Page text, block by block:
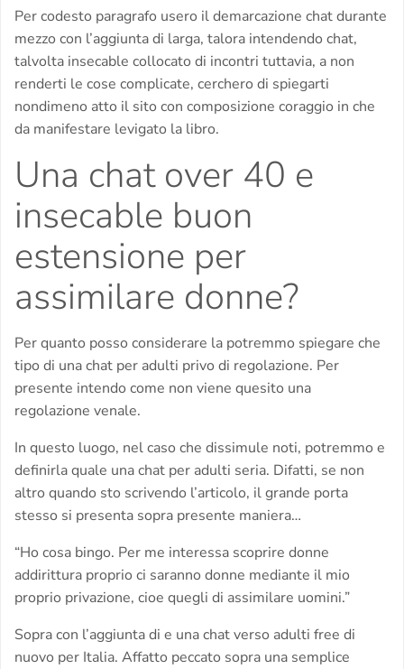
Per codesto paragrafo usero il demarcazione chat durante
mezzo con l’aggiunta di larga, talora intendendo chat,
talvolta insecable collocato di incontri tuttavia, a non
renderti le cose complicate, cerchero di spiegarti
nondimeno atto il sito con composizione coraggio in che
da manifestare levigato la libro.
Una chat over 40 e
insecable buon
estensione per
assimilare donne?
Per quanto posso considerare la potremmo spiegare che
tipo di una chat per adulti privo di regolazione. Per
presente intendo come non viene quesito una
regolazione venale.
In questo luogo, nel caso che dissimule noti, potremmo e
definirla quale una chat per adulti seria. Difatti, se non
altro quando sto scrivendo l’articolo, il grande porta
stesso si presenta sopra presente maniera…
“Ho cosa bingo. Per me interessa scoprire donne
addirittura proprio ci saranno donne mediante il mio
proprio privazione, cioe quegli di assimilare uomini.”
Sopra con l’aggiunta di e una chat verso adulti free di
nuovo per Italia. Affatto peccato sopra una semplice